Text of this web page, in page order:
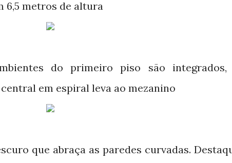
6,5 metros de altura
do primeiro piso são integrados,
em espiral leva ao mezanino
que abraça as paredes curvadas.